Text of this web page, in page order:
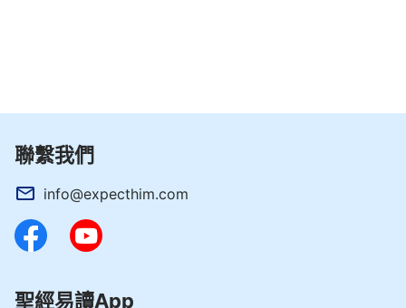
聯繫我們
info@expecthim.com
聖經易讀App